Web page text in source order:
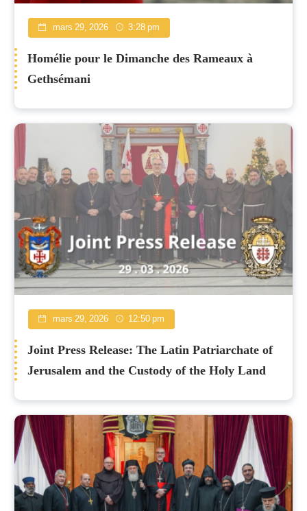
mars 29, 2026 3:28 pm
Homélie pour le Dimanche des Rameaux à
Gethsémani
mars 29, 2026 12:50 pm
Joint Press Release: The Latin Patriarchate of
Jerusalem and the Custody of the Holy Land